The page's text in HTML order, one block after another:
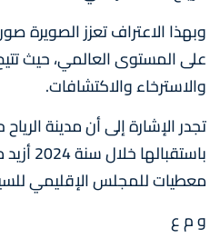
وبهذا الاعتراف تعزز الصويرة
على المستوى العالمي، حيث تتيح
والاسترخاء والاكتشافات.
تجدر الإشارة إلى أن مدينة
معطيات للمجلس الإقليمي
و م ع